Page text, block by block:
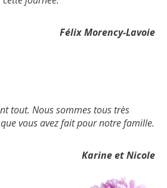
Félix Morency-Lavoie
tout. Nous sommes tous très
vous avez fait pour notre famille.
Karine et Nicole